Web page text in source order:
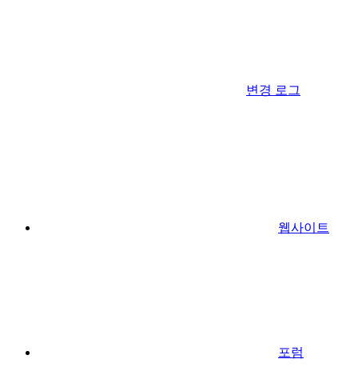
변경 로그
웹사이트
포럼